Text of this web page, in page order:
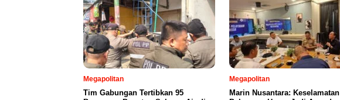
Megapolitan
Tim Gabungan Tertibkan 95
Megapolitan
Marin Nusantara: Keselamatan